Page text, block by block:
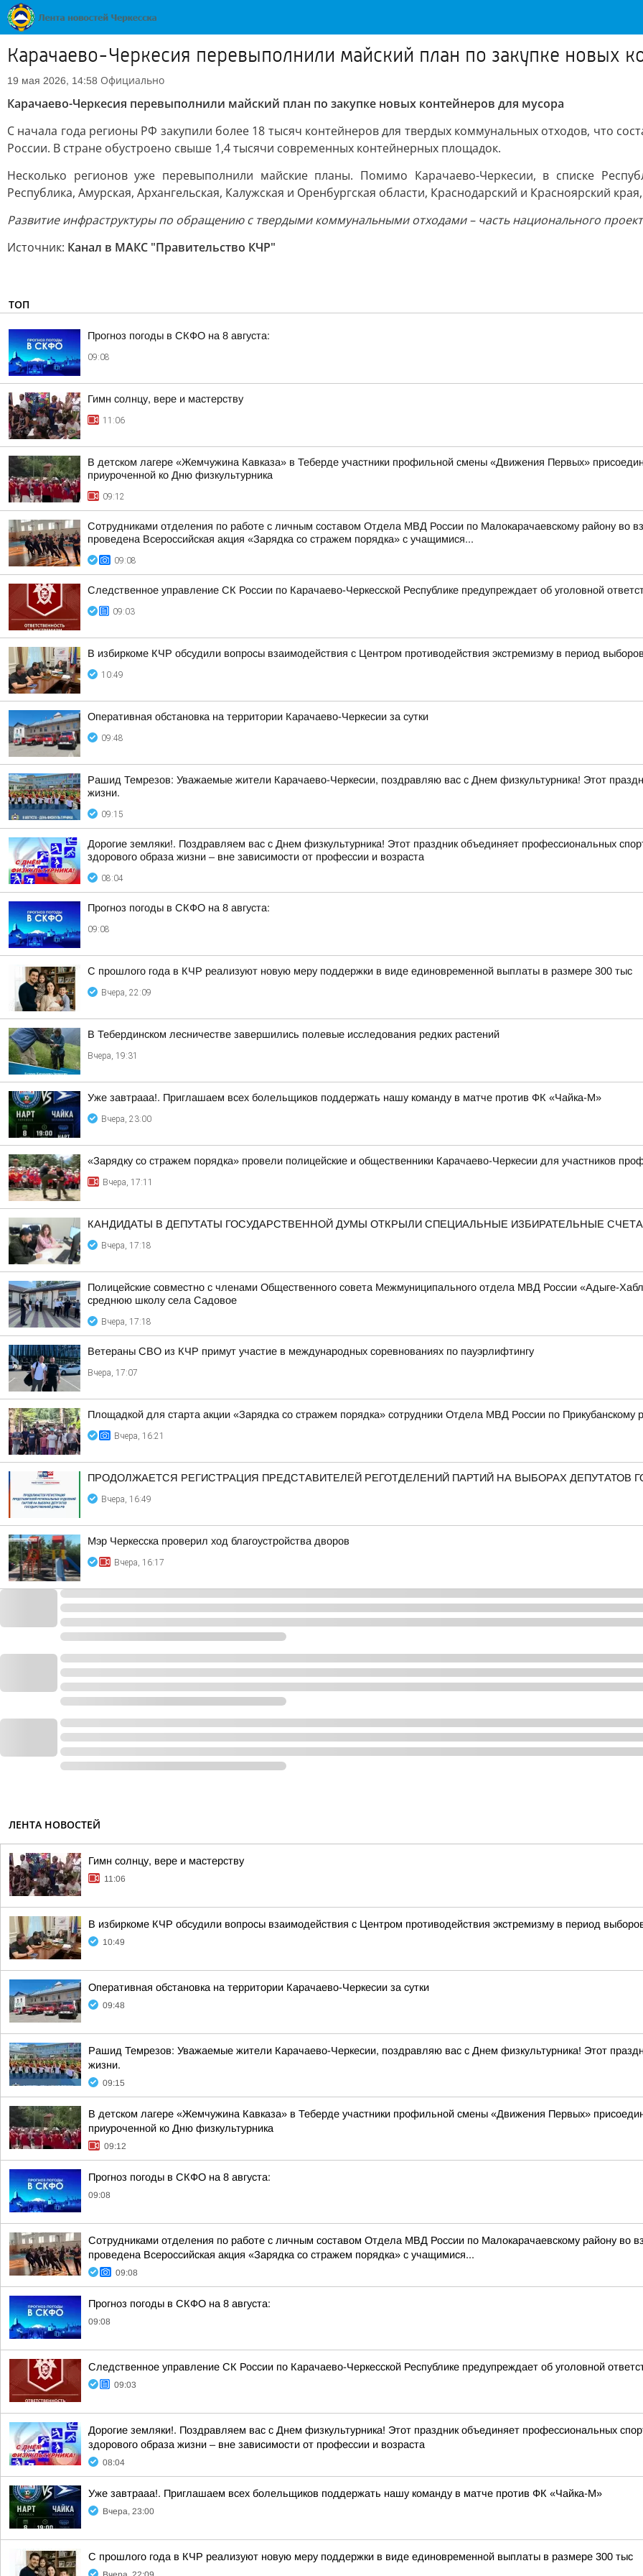
Карачаево-Черкесия перевыполнили майский план по закупке новых
19 мая 2026, 14:58 Официально
Карачаево-Черкесия перевыполнили майский план по закупке новых контейнеров для мусора
С начала года регионы РФ закупили более 18 тысяч контейнеров для твердых коммунальных отходов, что
России. В стране обустроено свыше 1,4 тысячи современных контейнерных площадок.
Несколько регионов уже перевыполнили майские планы. Помимо Карачаево-Черкесии, в списке
Республика, Амурская, Архангельская, Калужская и Оренбургская области, Краснодарский и Красноярский
Развитие инфраструктуры по обращению с твердыми коммунальными отходами – часть национального
Источник: Канал в МАКС "Правительство КЧР"
ТОП
Прогноз погоды в СКФО на 8 августа:
09:08
Гимн солнцу, вере и мастерству
11:06
В детском лагере «Жемчужина Кавказа» в Теберде участники профильной смены «Движения Первых»
приуроченной ко Дню физкультурника
09:12
Сотрудниками отделения по работе с личным составом Отдела МВД России по Малокарачаевскому району во
проведена Всероссийская акция «Зарядка со стражем порядка» с учащимися...
09:08
Следственное управление СК России по Карачаево-Черкесской Республике предупреждает об уголовной
09:03
В избиркоме КЧР обсудили вопросы взаимодействия с Центром противодействия экстремизму в период
10:49
Оперативная обстановка на территории Карачаево-Черкесии за сутки
09:48
Рашид Темрезов: Уважаемые жители Карачаево-Черкесии, поздравляю вас с Днем физкультурника! Этот
жизни.
09:15
Дорогие земляки!. Поздравляем вас с Днем физкультурника! Этот праздник объединяет профессиональных
здорового образа жизни – вне зависимости от профессии и возраста
08:04
Прогноз погоды в СКФО на 8 августа:
09:08
С прошлого года в КЧР реализуют новую меру поддержки в виде единовременной выплаты в размере 300 тыс
Вчера, 22:09
В Тебердинском лесничестве завершились полевые исследования редких растений
Вчера, 19:31
Уже завтрааа!. Приглашаем всех болельщиков поддержать нашу команду в матче против ФК «Чайка-М»
Вчера, 23:00
«Зарядку со стражем порядка» провели полицейские и общественники Карачаево-Черкесии для участников
Вчера, 17:11
КАНДИДАТЫ В ДЕПУТАТЫ ГОСУДАРСТВЕННОЙ ДУМЫ ОТКРЫЛИ СПЕЦИАЛЬНЫЕ ИЗБИРАТЕЛЬНЫЕ
Вчера, 17:18
Полицейские совместно с членами Общественного совета Межмуниципального отдела МВД России «Адыге-
среднюю школу села Садовое
Вчера, 17:18
Ветераны СВО из КЧР примут участие в международных соревнованиях по пауэрлифтингу
Вчера, 17:07
Площадкой для старта акции «Зарядка со стражем порядка» сотрудники Отдела МВД России по Прикубанскому
Вчера, 16:21
ПРОДОЛЖАЕТСЯ РЕГИСТРАЦИЯ ПРЕДСТАВИТЕЛЕЙ РЕГОТДЕЛЕНИЙ ПАРТИЙ НА ВЫБОРАХ ДЕПУТАТОВ
Вчера, 16:49
Мэр Черкесска проверил ход благоустройства дворов
Вчера, 16:17
ЛЕНТА НОВОСТЕЙ
Гимн солнцу, вере и мастерству
11:06
В избиркоме КЧР обсудили вопросы взаимодействия с Центром противодействия экстремизму в период
10:49
Оперативная обстановка на территории Карачаево-Черкесии за сутки
09:48
Рашид Темрезов: Уважаемые жители Карачаево-Черкесии, поздравляю вас с Днем физкультурника! Этот
жизни.
09:15
В детском лагере «Жемчужина Кавказа» в Теберде участники профильной смены «Движения Первых»
приуроченной ко Дню физкультурника
09:12
Прогноз погоды в СКФО на 8 августа:
09:08
Сотрудниками отделения по работе с личным составом Отдела МВД России по Малокарачаевскому району во
проведена Всероссийская акция «Зарядка со стражем порядка» с учащимися...
09:08
Прогноз погоды в СКФО на 8 августа:
09:08
Следственное управление СК России по Карачаево-Черкесской Республике предупреждает об уголовной
09:03
Дорогие земляки!. Поздравляем вас с Днем физкультурника! Этот праздник объединяет профессиональных
здорового образа жизни – вне зависимости от профессии и возраста
08:04
Уже завтрааа!. Приглашаем всех болельщиков поддержать нашу команду в матче против ФК «Чайка-М»
Вчера, 23:00
С прошлого года в КЧР реализуют новую меру поддержки в виде единовременной выплаты в размере 300 тыс